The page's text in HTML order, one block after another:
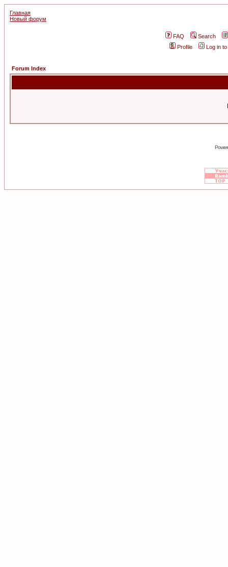
Главная
Новый форум
FAQ
Search
Profile
Log in
Forum Index